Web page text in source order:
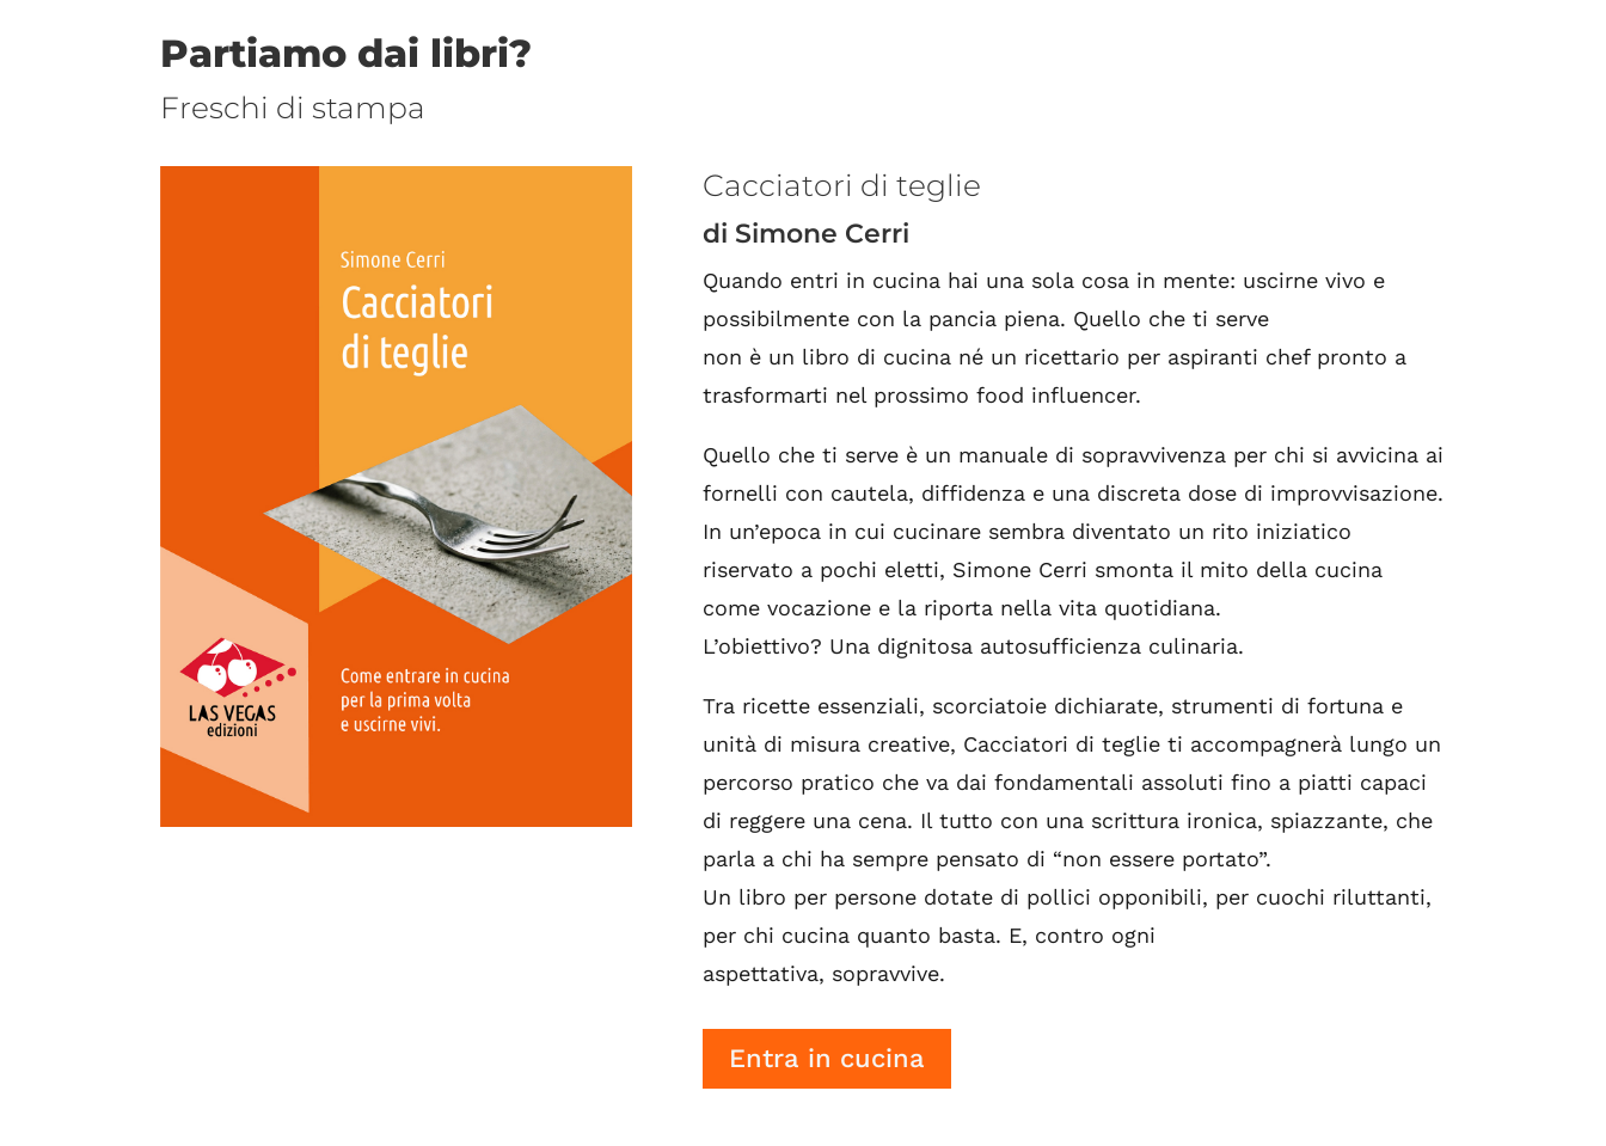
Partiamo dai libri?
Freschi di stampa
Cacciatori di teglie
di Simone Cerri
Quando entri in cucina hai una sola cosa in mente: uscirne vivo e
possibilmente con la pancia piena. Quello che ti serve
non è un libro di cucina né un ricettario per aspiranti chef pronto a
trasformarti nel prossimo food influencer.
Quello che ti serve è un manuale di sopravvivenza per chi si avvicina ai
fornelli con cautela, diffidenza e una discreta dose di improvvisazione.
In un’epoca in cui cucinare sembra diventato un rito iniziatico
riservato a pochi eletti, Simone Cerri smonta il mito della cucina
come vocazione e la riporta nella vita quotidiana.
L’obiettivo? Una dignitosa autosufficienza culinaria.
Tra ricette essenziali, scorciatoie dichiarate, strumenti di fortuna e
unità di misura creative, Cacciatori di teglie ti accompagnerà lungo un
percorso pratico che va dai fondamentali assoluti fino a piatti capaci
di reggere una cena. Il tutto con una scrittura ironica, spiazzante, che
parla a chi ha sempre pensato di “non essere portato”.
Un libro per persone dotate di pollici opponibili, per cuochi riluttanti,
per chi cucina quanto basta. E, contro ogni
aspettativa, sopravvive.
Entra in cucina